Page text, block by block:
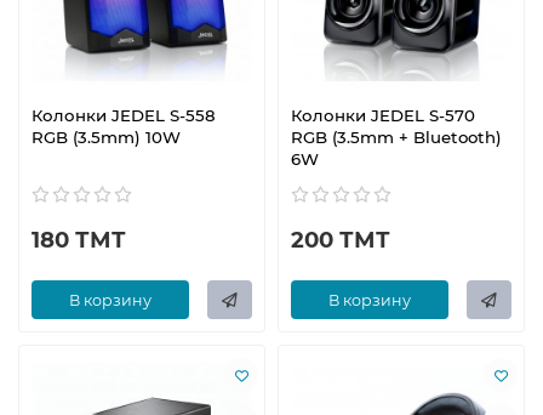
Колонки JEDEL S-558
RGB (3.5mm) 10W
180 ТМТ
В корзину
Колонки JEDEL S-570
RGB (3.5mm + Bluetooth)
6W
200 ТМТ
В корзину